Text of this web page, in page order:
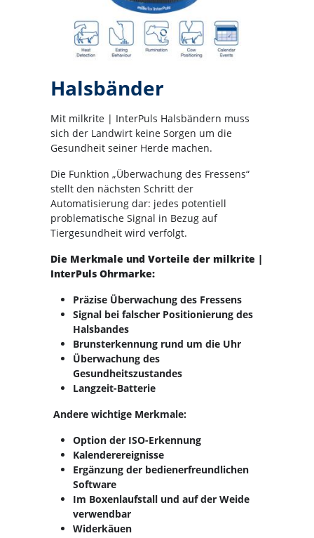
Halsbänder
Mit milkrite | InterPuls Halsbändern muss
sich der Landwirt keine Sorgen um die
Gesundheit seiner Herde machen.
Die Funktion „Überwachung des Fressens“
stellt den nächsten Schritt der
Automatisierung dar: jedes potentiell
problematische Signal in Bezug auf
Tiergesundheit wird verfolgt.
Die Merkmale und Vorteile der milkrite |
InterPuls Ohrmarke:
Präzise Überwachung des Fressens
Signal bei falscher Positionierung des
Halsbandes
Brunsterkennung rund um die Uhr
Überwachung des
Gesundheitszustandes
Langzeit-Batterie
Andere wichtige Merkmale:
Option der ISO-Erkennung
Kalenderereignisse
Ergänzung der bedienerfreundlichen
Software
Im Boxenlaufstall und auf der Weide
verwendbar
Widerkäuen